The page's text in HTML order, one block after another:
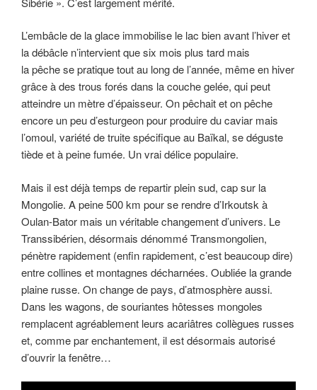
L’embâcle de la glace immobilise le lac bien avant l’hiver et
la débâcle n’intervient que six mois plus tard mais
la pêche se pratique tout au long de l’année, même en hiver
grâce à des trous forés dans la couche gelée, qui peut
atteindre un mètre d’épaisseur. On pêchait et on pêche
encore un peu d’esturgeon pour produire du caviar mais
l’omoul, variété de truite spécifique au Baïkal, se déguste
tiède et à peine fumée. Un vrai délice populaire.
Mais il est déjà temps de repartir plein sud, cap sur la
Mongolie. A peine 500 km pour se rendre d’Irkoutsk à
Oulan-Bator mais un véritable changement d’univers. Le
Transsibérien, désormais dénommé Transmongolien,
pénètre rapidement (enfin rapidement, c’est beaucoup dire)
entre collines et montagnes décharnées. Oubliée la grande
plaine russe. On change de pays, d’atmosphère aussi.
Dans les wagons, de souriantes hôtesses mongoles
remplacent agréablement leurs acariâtres collègues russes
et, comme par enchantement, il est désormais autorisé
d’ouvrir la fenêtre…